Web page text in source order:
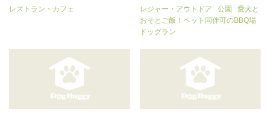
レストラン・カフェ レジャー・アウトドア 公園
愛犬と
おそとご飯！ペット同伴可のBBQ場
ドッグラン